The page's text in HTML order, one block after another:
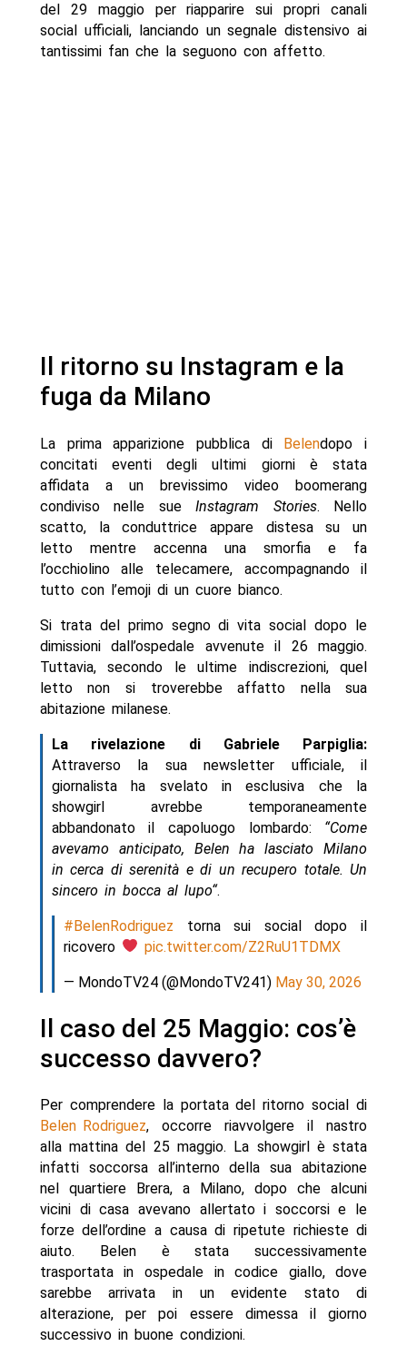
del 29 maggio per riapparire sui propri canali
social ufficiali, lanciando un segnale distensivo ai
tantissimi fan che la seguono con affetto.
Il ritorno su Instagram e la
fuga da Milano
La prima apparizione pubblica di Belendopo i
concitati eventi degli ultimi giorni è stata
affidata a un brevissimo video boomerang
condiviso nelle sueInstagram Stories. Nello
scatto, la conduttrice appare distesa su un
letto mentre accenna una smorfia e fa
l’occhiolino alle telecamere, accompagnando il
tutto con l’emoji di un cuore bianco.
Si trata del primo segno di vita social dopo le
dimissioni dall’ospedale avvenute il 26 maggio.
Tuttavia, secondo le ultime indiscrezioni, quel
letto non si troverebbe affatto nella sua
abitazione milanese.
La rivelazione di Gabriele Parpiglia:
Attraverso la sua newsletter ufficiale, il
giornalista ha svelato in esclusiva che la
showgirl avrebbe temporaneamente
abbandonato il capoluogo lombardo: “Come
avevamo anticipato, Belen ha lasciato Milano
in cerca di serenità e di un recupero totale. Un
sincero in bocca al lupo“.
#BelenRodriguez torna sui social dopo il
ricovero
pic.twitter.com/Z2RuU1TDMX
— MondoTV24 (@MondoTV241) May 30, 2026
Il caso del 25 Maggio: cos’è
successo davvero?
Per comprendere la portata del ritorno social di
Belen Rodriguez, occorre riavvolgere il nastro
alla mattina del 25 maggio. La showgirl è stata
infatti soccorsa all’interno della sua abitazione
nel quartiere Brera, a Milano, dopo che alcuni
vicini di casa avevano allertato i soccorsi e le
forze dell’ordine a causa di ripetute richieste di
aiuto. Belen è stata successivamente
trasportata in ospedale in codice giallo, dove
sarebbe arrivata in un evidente stato di
alterazione, per poi essere dimessa il giorno
successivo in buone condizioni.